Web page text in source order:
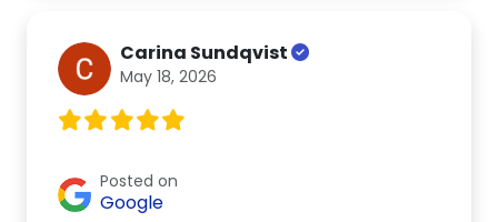
Carina Sundqvist
May 18, 2026
Posted on
Google